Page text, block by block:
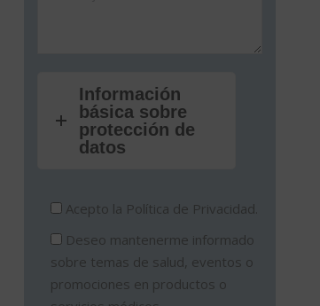
Información
básica sobre
protección de
datos
Acepto la Política de Privacidad.
Deseo mantenerme informado
sobre temas de salud, eventos o
promociones en productos o